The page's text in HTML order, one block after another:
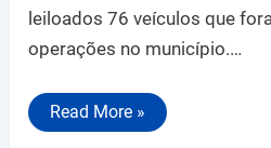
leiloados 76 veículos que
operações no município.…
Read More »